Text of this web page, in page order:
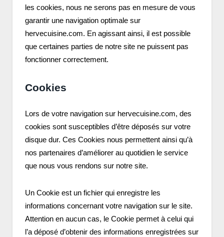
les cookies, nous ne serons pas en mesure de vous
garantir une navigation optimale sur
hervecuisine.com. En agissant ainsi, il est possible
que certaines parties de notre site ne puissent pas
fonctionner correctement.
Cookies
Lors de votre navigation sur hervecuisine.com, des
cookies sont susceptibles d’être déposés sur votre
disque dur. Ces Cookies nous permettent ainsi qu’à
nos partenaires d’améliorer au quotidien le service
que nous vous rendons sur notre site.
Un Cookie est un fichier qui enregistre les
informations concernant votre navigation sur le site.
Attention en aucun cas, le Cookie permet à celui qui
l’a déposé d’obtenir des informations enregistrées sur